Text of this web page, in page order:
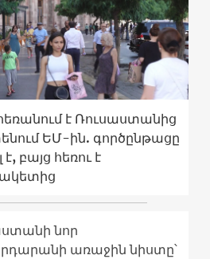
է Ռուսաստանից
ԵՄ-ին. գործընթացը
է, բայց հեռու է
նոր
առաջին նիստը՝